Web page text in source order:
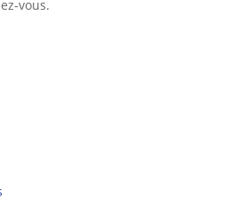
vous.